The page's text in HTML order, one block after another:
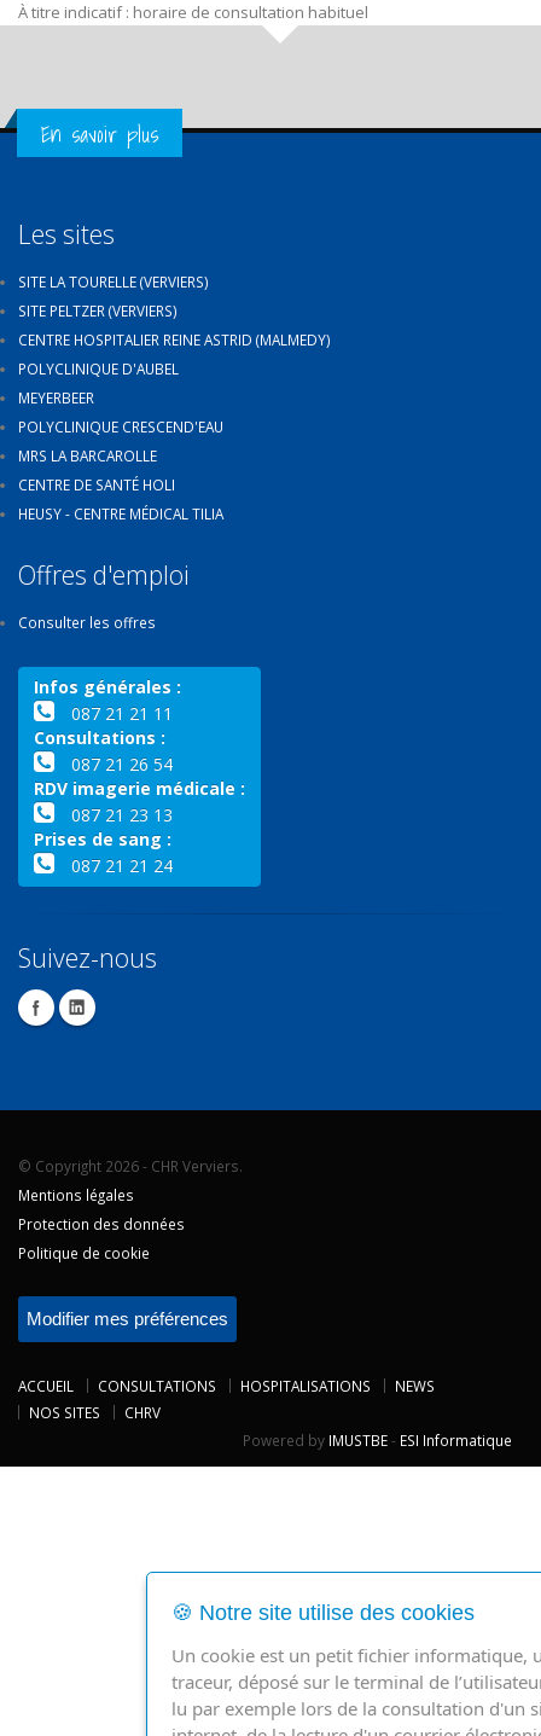
À titre indicatif : horaire de consultation habituel
Get in Touch
En savoir plus
Les sites
SITE LA TOURELLE (VERVIERS)
SITE PELTZER (VERVIERS)
CENTRE HOSPITALIER REINE ASTRID (MALMEDY)
POLYCLINIQUE D'AUBEL
MEYERBEER
POLYCLINIQUE CRESCEND'EAU
MRS LA BARCAROLLE
CENTRE DE SANTÉ HOLI
HEUSY - CENTRE MÉDICAL TILIA
Offres d'emploi
Consulter les offres
Infos générales :
087 21 21 11
Consultations :
087 21 26 54
RDV imagerie médicale :
087 21 23 13
Prises de sang :
087 21 21 24
Suivez-nous
© Copyright 2026 - CHR Verviers.
Mentions légales
Protection des données
Politique de cookie
Modifier mes préférences
ACCUEIL CONSULTATIONS HOSPITALISATIONS
NEWS
NOS SITES
CHRV
Powered by IMUSTBE- ESI Informatique
🍪 Notre site utilise des cookies
Un cookie est un petit fichier informatique,
traceur, déposé sur le terminal de
lu par exemple lors de la consultation d'un